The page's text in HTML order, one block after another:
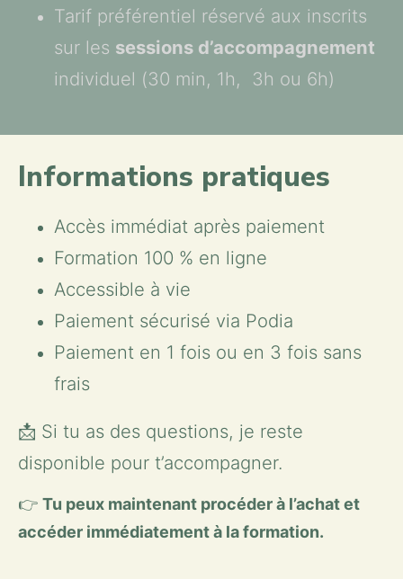
Tarif préférentiel réservé aux inscrits
sur les
individuel (30 min, 1h,  3h ou 6h)
Informations pratiques
Accès immédiat après paiement
Formation 100 % en ligne
Accessible à vie
Paiement sécurisé via Podia
Paiement en 1 fois ou en 3 fois sans
frais
📩 Si tu as des questions, je reste
disponible pour t’accompagner.
👉 Tu peux maintenant procéder à l’achat et
accéder immédiatement à la formation.